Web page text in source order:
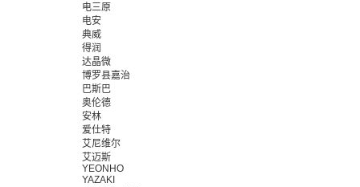
电三原
电安
典威
得润
达晶微
博罗县嘉治
巴斯巴
奥伦德
安林
爱仕特
艾尼维尔
艾迈斯
YEONHO
YAZAKI